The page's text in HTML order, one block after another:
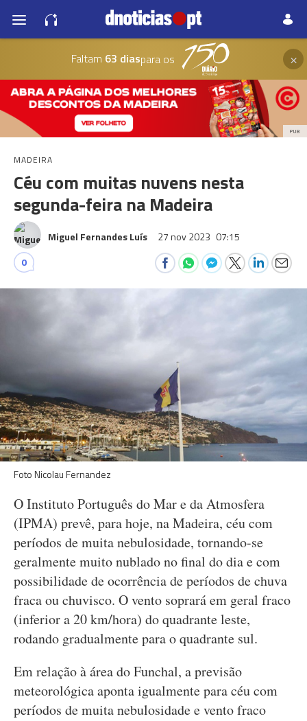
Faltam 63 diaspara os ×
PUB
MADEIRA
Céu com muitas nuvens nesta
segunda-feira na Madeira
Miguel Fernandes Luís 27 nov 2023 07:15
0
Foto Nicolau Fernandez
O Instituto Português do Mar e da Atmosfera
(IPMA) prevê, para hoje, na Madeira, céu com
períodos de muita nebulosidade, tornando-se
geralmente muito nublado no final do dia e com
possibilidade de ocorrência de períodos de chuva
fraca ou chuvisco. O vento soprará em geral fraco
(inferior a 20 km/hora) do quadrante leste,
rodando gradualmente para o quadrante sul.
Em relação à área do Funchal, a previsão
meteorológica aponta igualmente para céu com
períodos de muita nebulosidade e vento fraco